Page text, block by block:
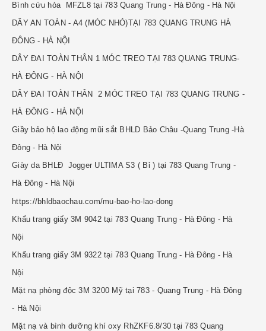
Bình cứu hỏa MFZL8 tại 783 Quang Trung - Hà Đông - Hà Nội
DÂY AN TOÀN - A4 (MÓC NHỎ)TẠI 783 QUANG TRUNG HÀ
ĐÔNG - HÀ NỘI
DÂY ĐAI TOÀN THÂN 1 MÓC TREO TẠI 783 QUANG TRUNG-
HÀ ĐÔNG - HÀ NỘI
DÂY ĐAI TOÀN THÂN 2 MÓC TREO TẠI 783 QUANG TRUNG -
HÀ ĐÔNG - HÀ NỘI
Giầy bảo hộ lao động mũi sắt BHLD Bảo Châu -Quang Trung -Hà
Đông - Hà Nội
Giày da BHLĐ Jogger ULTIMA S3 ( Bỉ ) tại 783 Quang Trung -
Hà Đông - Hà Nội
https://bhldbaochau.com/mu-bao-ho-lao-dong
Khẩu trang giấy 3M 9042 tại 783 Quang Trung - Hà Đông - Hà
Nội
Khẩu trang giấy 3M 9322 tại 783 Quang Trung - Hà Đông - Hà
Nội
Mặt nạ phòng độc 3M 3200 Mỹ tại 783 - Quang Trung - Hà Đông
- Hà Nội
Mặt nạ và bình dưỡng khí oxy RhZKF6.8/30 tại 783 Quang